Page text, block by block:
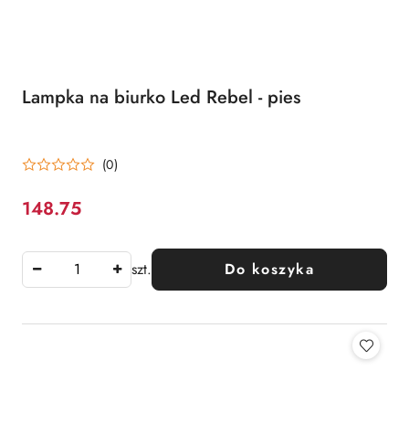
Lampka na biurko Led Rebel - pies
(0)
Cena:
148.75
szt. Do koszyka